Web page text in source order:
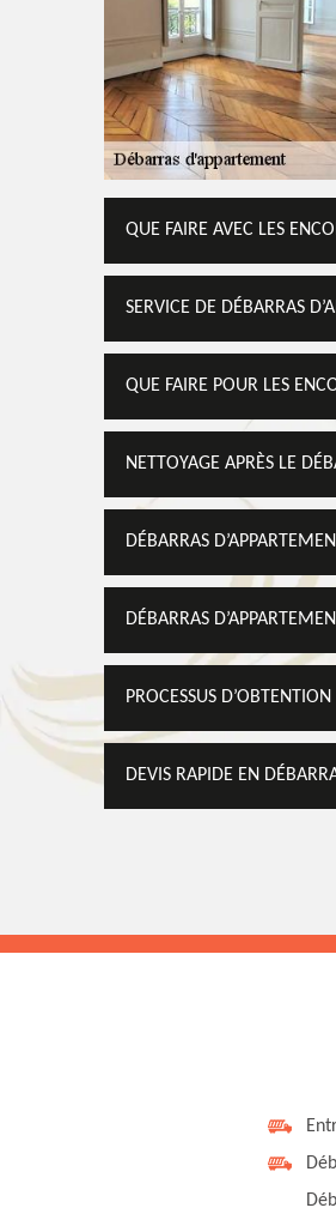
QUE FAIRE AVEC LES
SERVICE DE DÉBARRAS
QUE FAIRE POUR LES
NETTOYAGE APRÈS LE
DÉBARRAS
DÉBARRAS
PROCESSUS
DEVIS RAPIDE EN